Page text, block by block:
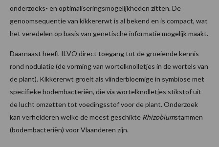
onderzoeks- en optimaliseringsmogelijkheden zitten. De
genoomsequentie van kikkererwt is al bekend en is compact, wat
het veredelen op basis van genetische informatie mogelijk maakt.
Daarnaast heeft ILVO direct toegang tot de groeiende kennis
rond nodulatie (de vorming van wortelknolletjes in de wortels van
de plant). Kikkererwt groeit als vlinderbloemige in symbiose met
specifieke bodembacteriën, die via wortelknolletjes stikstof uit
de lucht omzetten tot voedingsstof voor de plant. Onderzoek
kan verhelderen welke de meest geschikte Rhizobiumstammen
(bodembacteriën) voor Vlaanderen zijn.